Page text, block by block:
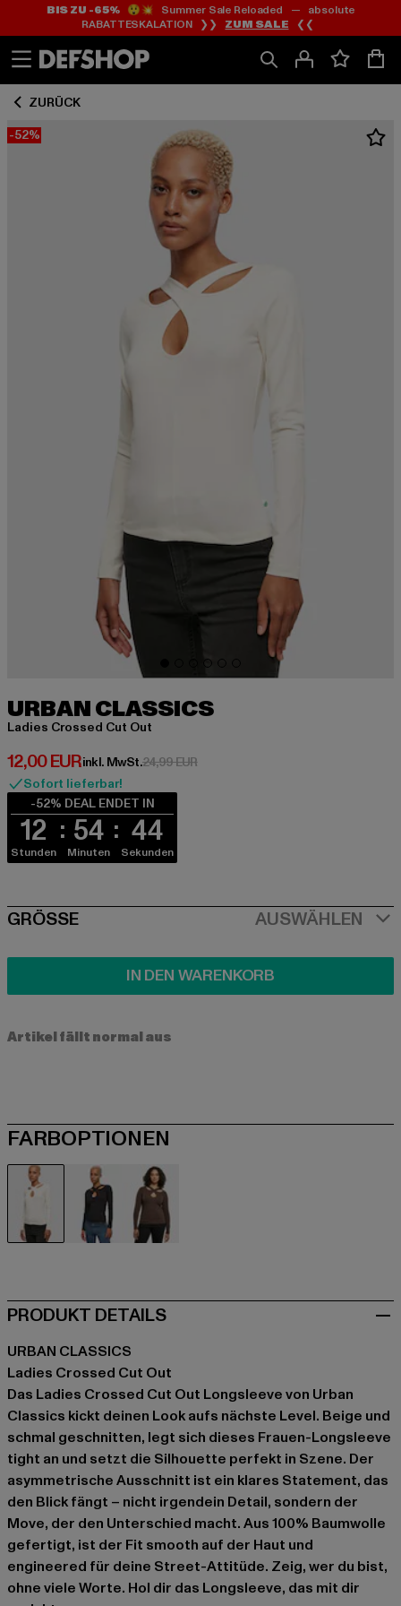
Zum
Inhalt
springen
Zum
Fußzeile
springen
BIS ZU -65%😲💥 Summer Sale Reloaded — absolute
RABATTESKALATION ❯❯ ZUM SALE ❮❮
ZURÜCK
-52%
URBAN CLASSICS
Ladies Crossed Cut Out
12,00 EUR
Derzeitiger Preis: 12,00 EUR
inkl. MwSt.24,99 EURAktionspreis: 24,99 EUR
Sofort lieferbar!
-52% DEAL ENDET IN
12
Stunden
54
Minuten
43
Sekunden
SIZE
GRÖSSE AUSWÄHLEN
IN DEN WARENKORB
Artikel fällt normal aus
FARBOPTIONEN
PRODUKT DETAILS
URBAN CLASSICS
Ladies Crossed Cut Out
Das Ladies Crossed Cut Out Longsleeve von Urban
Classics kickt deinen Look aufs nächste Level. Beige und
schmal geschnitten, legt sich dieses Frauen-Longsleeve
tight an und setzt die Silhouette perfekt in Szene. Der
asymmetrische Ausschnitt ist ein klares Statement, das
den Blick fängt – nicht irgendein Detail, sondern der
Move, der den Unterschied macht. Aus 100% Baumwolle
gefertigt, ist der Fit smooth auf der Haut und
engineered für deine Street-Attitüde. Zeig, wer du bist,
ohne viele Worte. Hol dir das Longsleeve, das mit dir